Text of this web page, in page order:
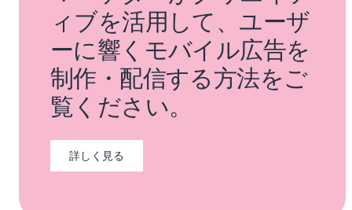
ィブを活用して、ユーザ
ーに響くモバイル広告を
制作・配信する方法をご
覧ください。
詳しく見る